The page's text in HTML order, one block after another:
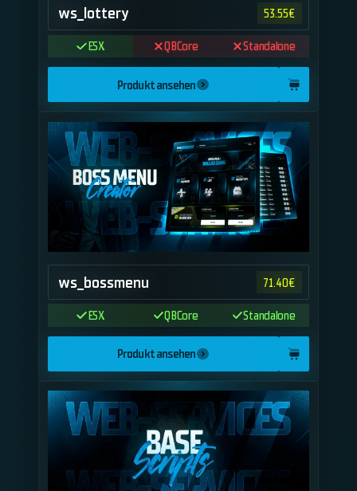
ws_lottery 53.55€
ESX QBCore Standalone
Produkt ansehen
ws_bossmenu 71.40€
ESX QBCore Standalone
Produkt ansehen